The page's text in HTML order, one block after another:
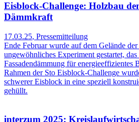
Eisblock-Challenge: Holzbau
Dämmkraft
17.03.25, Pressemitteilung
Ende Februar wurde auf dem Gelände
ungewöhnliches Experiment gestartet,
Fassadendämmung für energieeffizientes
Rahmen der Sto Eisblock-Challenge
schwerer Eisblock in eine speziell
gehüllt.
interzum 2025: